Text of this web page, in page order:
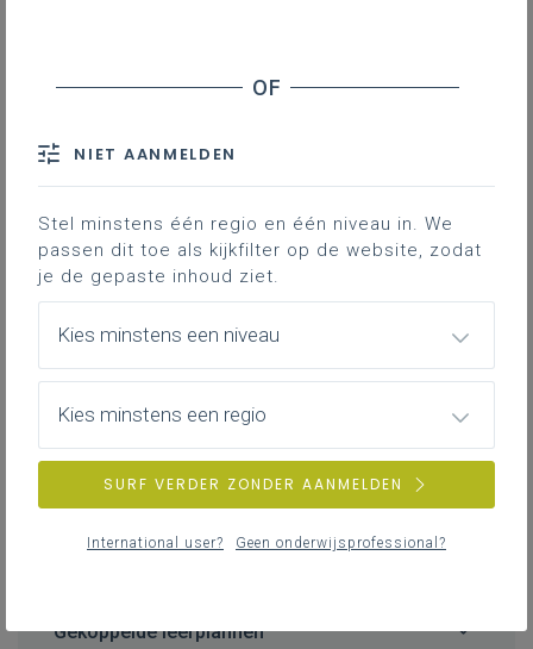
De motiverende rol van de leraar LO
klaspraktijk"
Conclusie
Elke leerling beleeft de les LO op zijn of
haar eigen manier. Wat voor de ene
leerling leuk en motiverend is, kan voor de
demotiverend aanvoelen. Dit roept de
belangrijke vraag op: hoe kan de leraar LO
de motivatie van leerlingen positief
beïnvloeden?
Gekoppelde leerplannen
NIET AANMELDEN
Stel minstens één regio en één niveau in. We
passen dit toe als kijkfilter op de website, zodat
je de gepaste inhoud ziet.
Kies minstens een niveau
Kies minstens een regio
SURF VERDER ZONDER AANMELDEN
International user? Geen onderwijsprofessional?